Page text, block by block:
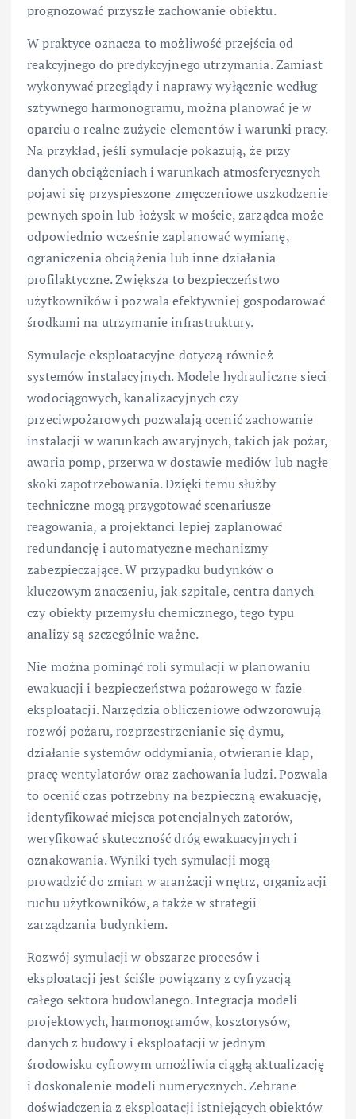
prognozować przyszłe zachowanie obiektu.
W praktyce oznacza to możliwość przejścia od
reakcyjnego do predykcyjnego utrzymania. Zamiast
wykonywać przeglądy i naprawy wyłącznie według
sztywnego harmonogramu, można planować je w
oparciu o realne zużycie elementów i warunki pracy.
Na przykład, jeśli symulacje pokazują, że przy
danych obciążeniach i warunkach atmosferycznych
pojawi się przyspieszone zmęczeniowe uszkodzenie
pewnych spoin lub łożysk w moście, zarządca może
odpowiednio wcześnie zaplanować wymianę,
ograniczenia obciążenia lub inne działania
profilaktyczne. Zwiększa to bezpieczeństwo
użytkowników i pozwala efektywniej gospodarować
środkami na utrzymanie infrastruktury.
Symulacje eksploatacyjne dotyczą również
systemów instalacyjnych. Modele hydrauliczne sieci
wodociągowych, kanalizacyjnych czy
przeciwpożarowych pozwalają ocenić zachowanie
instalacji w warunkach awaryjnych, takich jak pożar,
awaria pomp, przerwa w dostawie mediów lub nagłe
skoki zapotrzebowania. Dzięki temu służby
techniczne mogą przygotować scenariusze
reagowania, a projektanci lepiej zaplanować
redundancję i automatyczne mechanizmy
zabezpieczające. W przypadku budynków o
kluczowym znaczeniu, jak szpitale, centra danych
czy obiekty przemysłu chemicznego, tego typu
analizy są szczególnie ważne.
Nie można pominąć roli symulacji w planowaniu
ewakuacji i bezpieczeństwa pożarowego w fazie
eksploatacji. Narzędzia obliczeniowe odwzorowują
rozwój pożaru, rozprzestrzenianie się dymu,
działanie systemów oddymiania, otwieranie klap,
pracę wentylatorów oraz zachowania ludzi. Pozwala
to ocenić czas potrzebny na bezpieczną ewakuację,
identyfikować miejsca potencjalnych zatorów,
weryfikować skuteczność dróg ewakuacyjnych i
oznakowania. Wyniki tych symulacji mogą
prowadzić do zmian w aranżacji wnętrz, organizacji
ruchu użytkowników, a także w strategii
zarządzania budynkiem.
Rozwój symulacji w obszarze procesów i
eksploatacji jest ściśle powiązany z cyfryzacją
całego sektora budowlanego. Integracja modeli
projektowych, harmonogramów, kosztorysów,
danych z budowy i eksploatacji w jednym
środowisku cyfrowym umożliwia ciągłą aktualizację
i doskonalenie modeli numerycznych. Zebrane
doświadczenia z eksploatacji istniejących obiektów